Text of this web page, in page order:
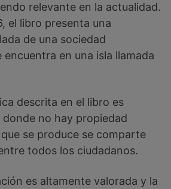
relevante en la actualidad.
el libro presenta una
de una sociedad
encuentra en una isla llamada
descrita en el libro es
donde no hay propiedad
se produce se comparte
todos los ciudadanos.
es altamente valorada y la